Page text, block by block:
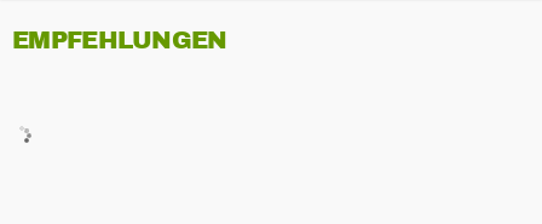
EMPFEHLUNGEN